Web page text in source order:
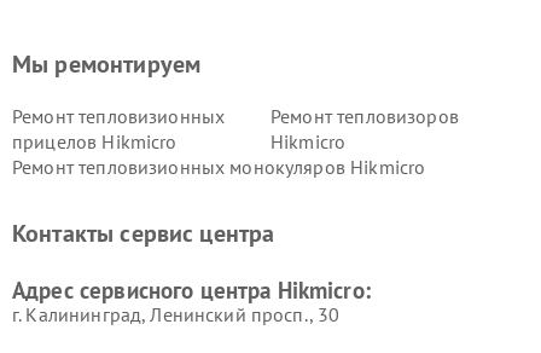
Мы ремонтируем
Ремонт тепловизионных
прицелов Hikmicro
Ремонт тепловизоров
Hikmicro
Ремонт тепловизионных монокуляров Hikmicro
Контакты сервис центра
Адрес сервисного центра Hikmicro:
г. Калининград, Ленинский просп., 30